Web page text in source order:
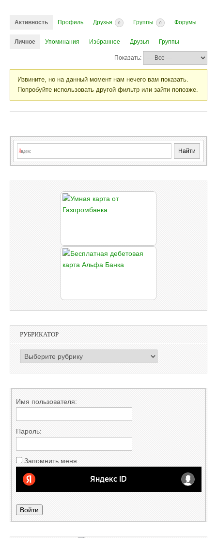
Активность Профиль Друзья 0 Группы 0 Форумы
Личное Упоминания Избранное Друзья Группы
Показать:
Извините, но на данный момент нам нечего вам показать.
Попробуйте использовать другой фильтр или зайти попозже.
РУБРИКАТОР
РУБРИКАТОР
Имя пользователя:
Пароль:
Запомнить меня
Войти